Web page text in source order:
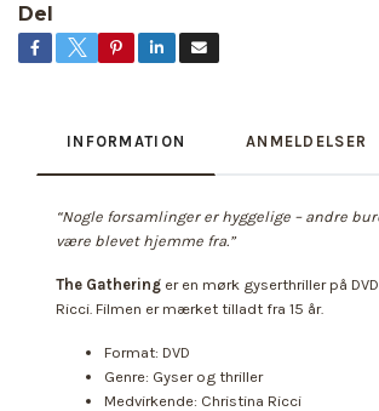
Del
INFORMATION ANMELDELSER
“Nogle forsamlinger er hyggelige – andre
være blevet hjemme fra.”
The Gathering er en mørk gyserthriller på
Ricci. Filmen er mærket tilladt fra 15 år.
Format: DVD
Genre: Gyser og thriller
Medvirkende: Christina Ricci